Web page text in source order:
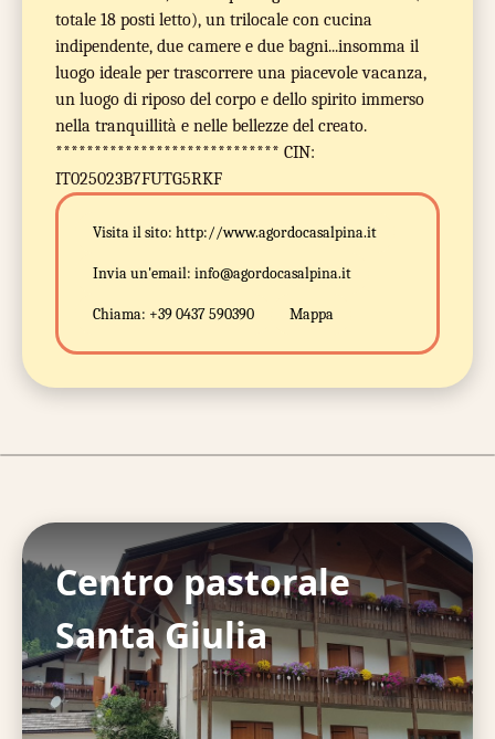
totale 18 posti letto), un trilocale con cucina
indipendente, due camere e due bagni...insomma il
luogo ideale per trascorrere una piacevole vacanza,
un luogo di riposo del corpo e dello spirito immerso
nella tranquillità e nelle bellezze del creato.
***************************** CIN:
IT025023B7FUTG5RKF
Visita il sito: http://www.agordocasalpina.it
Invia un'email: info@agordocasalpina.it
Chiama: +39 0437 590390 Mappa
Centro pastorale
Santa Giulia